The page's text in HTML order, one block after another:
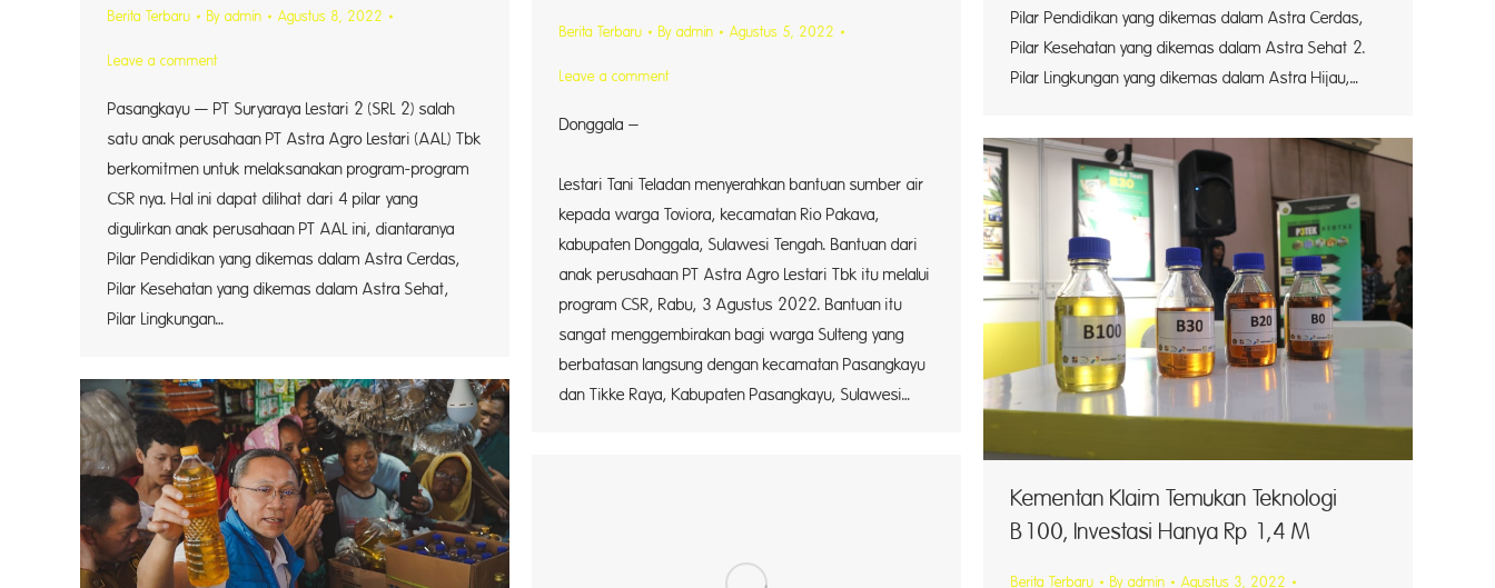
Pilar Pendidikan yang dikemas dalam Astra Cerdas,
Pilar Kesehatan yang dikemas dalam Astra Sehat 2.
Pilar Lingkungan yang dikemas dalam Astra Hijau,…
Berita Terbaru By admin Agustus 8, 2022
Leave a comment
Pasangkayu — PT Suryaraya Lestari 2 (SRL 2) salah
satu anak perusahaan PT Astra Agro Lestari (AAL) Tbk
berkomitmen untuk melaksanakan program-program
CSR nya. Hal ini dapat dilihat dari 4 pilar yang
digulirkan anak perusahaan PT AAL ini, diantaranya
Pilar Pendidikan yang dikemas dalam Astra Cerdas,
Pilar Kesehatan yang dikemas dalam Astra Sehat,
Pilar Lingkungan…
Berita Terbaru By admin Agustus 5, 2022
Leave a comment
Donggala –
PT
Lestari Tani Teladan menyerahkan bantuan sumber air
kepada warga Toviora, kecamatan Rio Pakava,
kabupaten Donggala, Sulawesi Tengah. Bantuan dari
anak perusahaan PT Astra Agro Lestari Tbk itu melalui
program CSR, Rabu, 3 Agustus 2022. Bantuan itu
sangat menggembirakan bagi warga Sulteng yang
berbatasan langsung dengan kecamatan Pasangkayu
dan Tikke Raya, Kabupaten Pasangkayu, Sulawesi…
Kementan Klaim Temukan Teknologi
B100, Investasi Hanya Rp 1,4 M
Berita Terbaru By admin Agustus 3, 2022